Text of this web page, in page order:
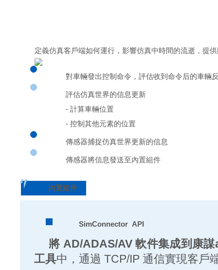
定義仿真客戶端如何運行，影響仿真中時間的流逝，提
對車輛發出控制命令，評估收到命令后的車輛
評估仿真世界的信息更新
- 計算車輛位置
- 控制其他元素的位置
傳感器捕捉仿真世界更新的信息
傳感器將信息發送至內置組件
內置組件
SimConnector API
將 AD/ADAS/AV 軟件集成到康
工具中，通過 TCP/IP 通信實現客戶